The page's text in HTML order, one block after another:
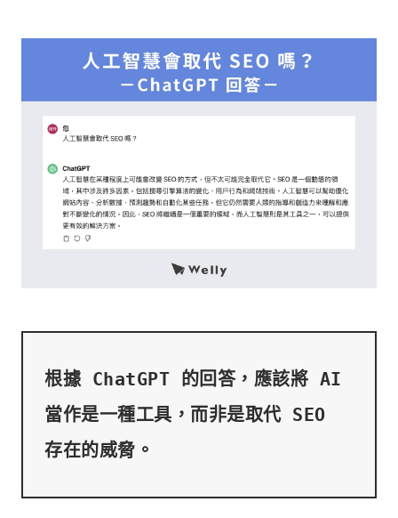
根據 ChatGPT 的回答，應該將 AI
當作是一種工具，而非是取代 SEO